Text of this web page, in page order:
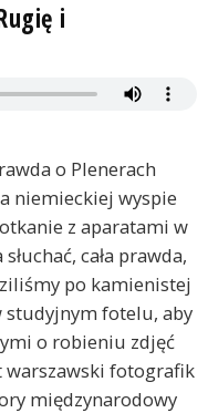
i
o Plenerach
niemieckiej wyspie
z aparatami w
cała prawda,
po kamienistej
studyjnym fotelu, aby
o robieniu zdjęć
warszawski fotografik
międzynarodowy